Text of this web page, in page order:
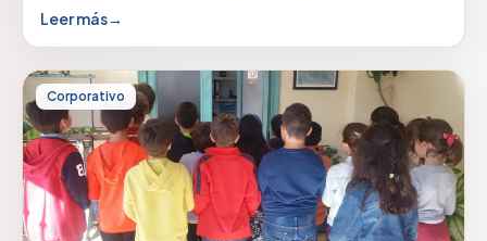
Leer más→
Corporativo